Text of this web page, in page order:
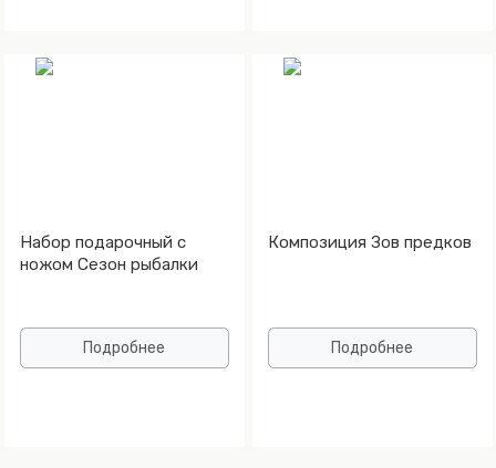
Набор подарочный с
ножом Сезон рыбалки
Подробнее
Композиция Зов предков
Подробнее